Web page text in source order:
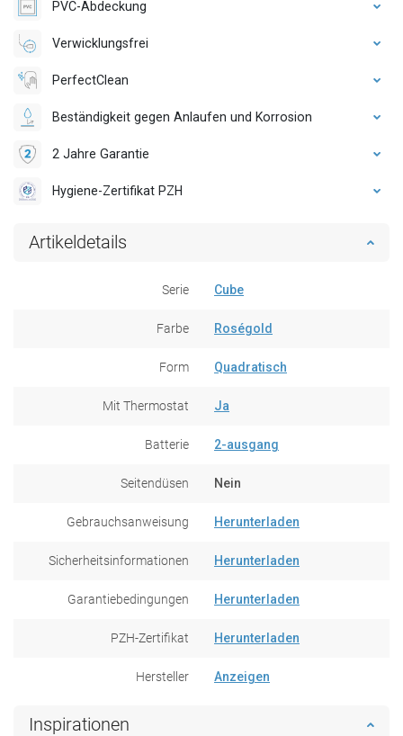
PVC-Abdeckung
Verwicklungsfrei
PerfectClean
Beständigkeit gegen Anlaufen und Korrosion
2 Jahre Garantie
Hygiene-Zertifikat PZH
Artikeldetails
Serie Cube
Farbe Roségold
Form Quadratisch
Mit Thermostat Ja
Batterie 2-ausgang
Seitendüsen Nein
Gebrauchsanweisung Herunterladen
Sicherheitsinformationen Herunterladen
Garantiebedingungen Herunterladen
PZH-Zertifikat Herunterladen
Hersteller Anzeigen
Inspirationen